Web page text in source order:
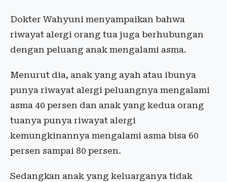
Dokter Wahyuni menyampaikan bahwa
riwayat alergi orang tua juga berhubungan
dengan peluang anak mengalami asma.
Menurut dia, anak yang ayah atau ibunya
punya riwayat alergi peluangnya mengalami
asma 40 persen dan anak yang kedua orang
tuanya punya riwayat alergi
kemungkinannya mengalami asma bisa 60
persen sampai 80 persen.
Sedangkan anak yang keluarganya tidak